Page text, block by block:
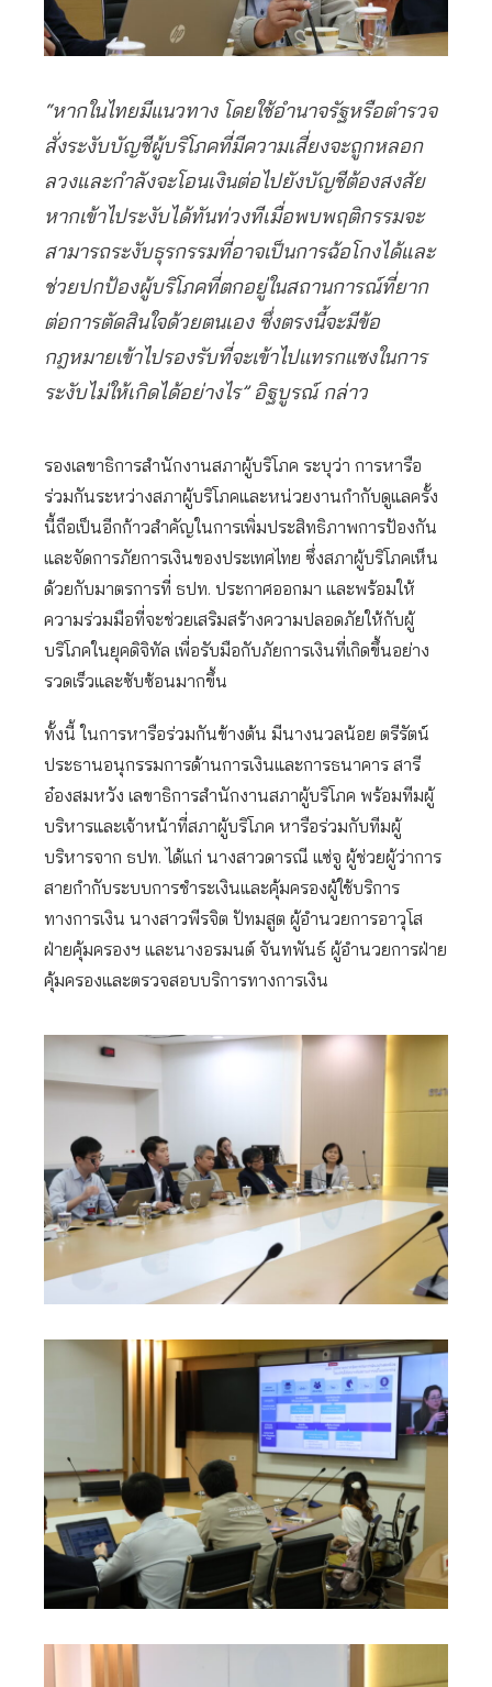
“หากในไทยมีแนวทาง โดยใช้อํานาจรัฐหรือตํารวจ
สั่งระงับบัญชีผู้บริโภคที่มีความเสี่ยงจะถูกหลอก
ลวงและกำลังจะโอนเงินต่อไปยังบัญชีต้องสงสัย
หากเข้าไประงับได้ทันท่วงทีเมื่อพบพฤติกรรมจะ
สามารถระงับธุรกรรมที่อาจเป็นการฉ้อโกงได้และ
ช่วยปกป้องผู้บริโภคที่ตกอยู่ในสถานการณ์ที่ยาก
ต่อการตัดสินใจด้วยตนเอง ซึ่งตรงนี้จะมีข้อ
กฎหมายเข้าไปรองรับที่จะเข้าไปแทรกแซงในการ
ระงับไม่ให้เกิดได้อย่างไร” อิฐบูรณ์ กล่าว
รองเลขาธิการสำนักงานสภาผู้บริโภค ระบุว่า การหารือ
ร่วมกันระหว่างสภาผู้บริโภคและหน่วยงานกำกับดูแลครั้ง
นี้ถือเป็นอีกก้าวสำคัญในการเพิ่มประสิทธิภาพการป้องกัน
และจัดการภัยการเงินของประเทศไทย ซึ่งสภาผู้บริโภคเห็น
ด้วยกับมาตรการที่ ธปท. ประกาศออกมา และพร้อมให้
ความร่วมมือที่จะช่วยเสริมสร้างความปลอดภัยให้กับผู้
บริโภคในยุคดิจิทัล เพื่อรับมือกับภัยการเงินที่เกิดขึ้นอย่าง
รวดเร็วและซับซ้อนมากขึ้น
ทั้งนี้ ในการหารือร่วมกันข้างต้น มีนางนวลน้อย​ ตรีรัตน์
ประธานอนุกรรมการด้านการเงินและการธนาคาร สารี
อ๋องสมหวัง เลขาธิการสำนักงานสภาผู้บริโภค พร้อมทีมผู้
บริหารและเจ้าหน้าที่สภาผู้บริโภค หารือร่วมกับทีมผู้
บริหารจาก ธปท. ได้แก่ นางสาวดารณี แซ่จู ผู้ช่วยผู้ว่าการ
สายกำกับระบบการชำระเงินและคุ้มครองผู้ใช้บริการ
ทางการเงิน นางสาวพีรจิต ปัทมสูต ผู้อำนวยการอาวุโส
ฝ่ายคุ้มครองฯ และนางอรมนต์ จันทพันธ์ ผู้อำนวยการฝ่าย
คุ้มครองและตรวจสอบบริการทางการเงิน